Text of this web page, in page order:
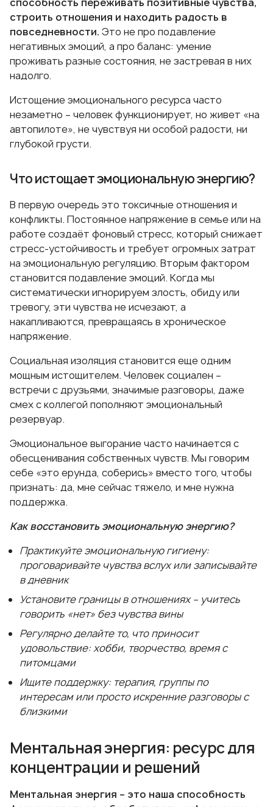
строить отношения и находить радость в
повседневности. Это не про подавление
негативных эмоций, а про баланс: умение
проживать разные состояния, не застревая в них
надолго.
Истощение эмоционального ресурса часто
незаметно – человек функционирует, но живет «на
автопилоте», не чувствуя ни особой радости, ни
глубокой грусти.
Что истощает эмоциональную энергию?
В первую очередь это токсичные отношения и
конфликты. Постоянное напряжение в семье или на
работе создаёт фоновый стресс, который снижает
стресс-устойчивость и требует огромных затрат
на эмоциональную регуляцию. Вторым фактором
становится подавление эмоций. Когда мы
систематически игнорируем злость, обиду или
тревогу, эти чувства не исчезают, а
накапливаются, превращаясь в хроническое
напряжение.
Социальная изоляция становится еще одним
мощным истощителем. Человек социален –
встречи с друзьями, значимые разговоры, даже
смех с коллегой пополняют эмоциональный
резервуар.
Эмоциональное выгорание часто начинается с
обесценивания собственных чувств. Мы говорим
себе «это ерунда, соберись» вместо того, чтобы
признать: да, мне сейчас тяжело, и мне нужна
поддержка.
Как восстановить эмоциональную энергию?
Практикуйте эмоциональную гигиену:
проговаривайте чувства вслух или записывайте
в дневник
Установите границы в отношениях – учитесь
говорить «нет» без чувства вины
Регулярно делайте то, что приносит
удовольствие: хобби, творчество, время с
питомцами
Ищите поддержку: терапия, группы по
интересам или просто искренние разговоры с
близкими
Ментальная энергия: ресурс для
концентрации и решений
Ментальная энергия – это наша способность